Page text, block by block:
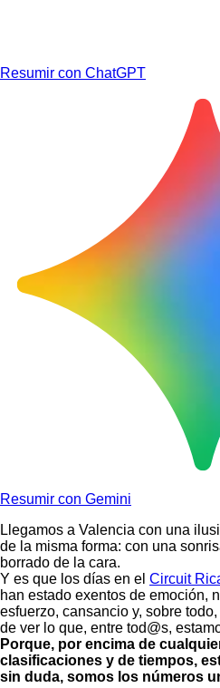
Resumir con ChatGPT
Resumir con Gemini
Llegamos a Valencia con una
de la misma forma: con una
borrado de la cara.
Y es que los días en el Circuit
han estado exentos de emoción,
esfuerzo, cansancio y, sobre
de ver lo que, entre tod@s,
Porque, por encima de
clasificaciones y de tiempos,
sin duda, somos los números